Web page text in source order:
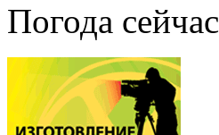
Погода сейчас